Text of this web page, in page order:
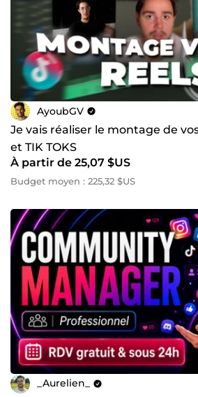
AyoubGV
Je vais réaliser le montage de vos
et TIK TOKS
À partir de 25,07 $US
Budget moyen : 225,32 $US
_Aurelien_